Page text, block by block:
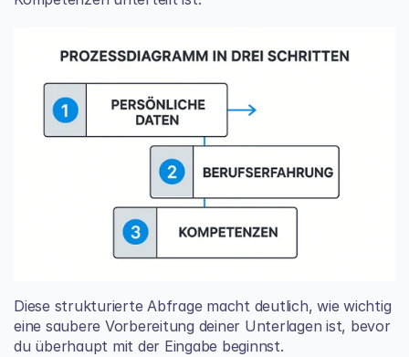
Diese strukturierte Abfrage macht deutlich, wie wichtig
eine saubere Vorbereitung deiner Unterlagen ist, bevor
du überhaupt mit der Eingabe beginnst.